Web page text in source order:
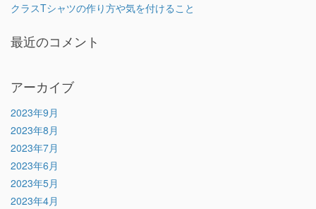
クラスTシャツの作り方や気を付けること
最近のコメント
アーカイブ
2023年9月
2023年8月
2023年7月
2023年6月
2023年5月
2023年4月